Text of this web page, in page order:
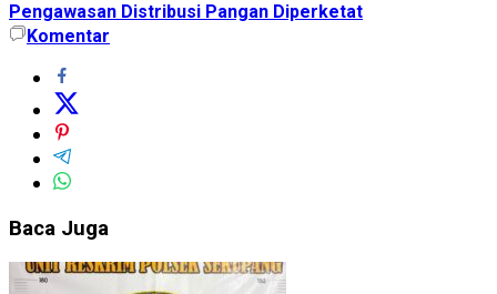
Pengawasan Distribusi Pangan Diperketat
Komentar
Baca Juga